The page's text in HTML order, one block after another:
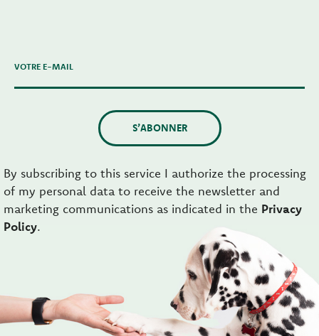
VOTRE E-MAIL
S’ABONNER
By subscribing to this service I authorize the processing
of my personal data to receive the newsletter and
marketing communications as indicated in the Privacy
Policy.